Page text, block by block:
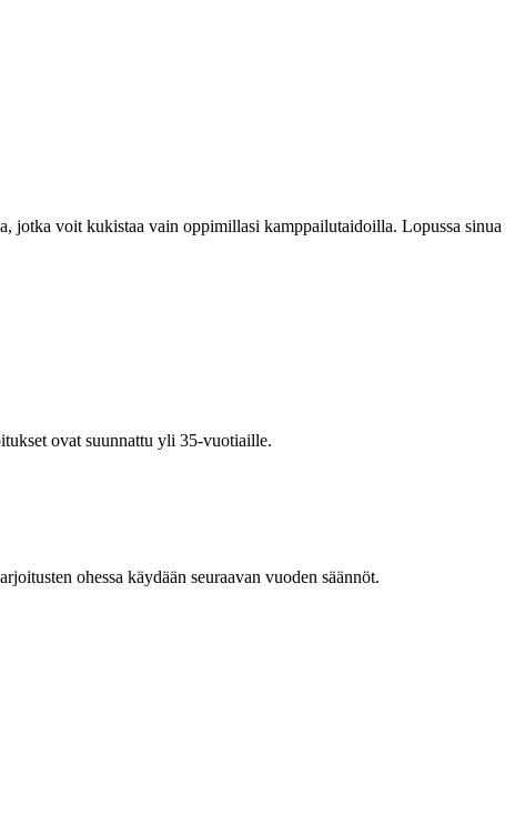
jotka voit kukistaa vain oppimillasi kamppailutaidoilla. Lopussa sinua
ovat suunnattu yli 35-vuotiaille.
ohessa käydään seuraavan vuoden säännöt.